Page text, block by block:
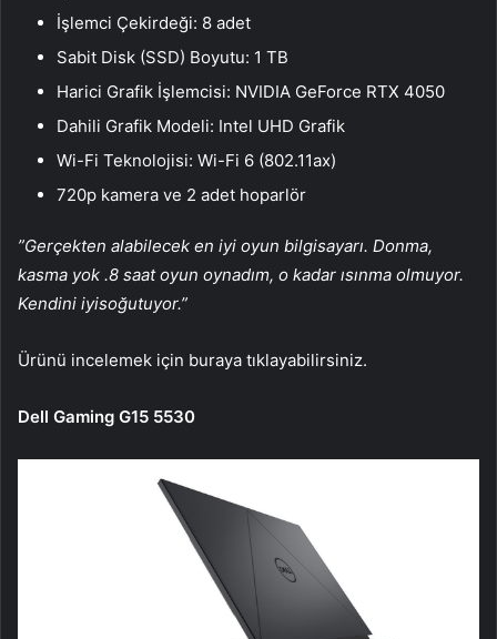
İşlemci Çekirdeği: 8 adet
Sabit Disk (SSD) Boyutu: 1 TB
Harici Grafik İşlemcisi: NVIDIA GeForce RTX 4050
Dahili Grafik Modeli: Intel UHD Grafik
Wi-Fi Teknolojisi: Wi-Fi 6 (802.11ax)
720p kamera ve 2 adet hoparlör
”Gerçekten alabilecek en iyi oyun bilgisayarı. Donma,
kasma yok .8 saat oyun oynadım, o kadar ısınma olmuyor.
Kendini iyisoğutuyor.”
Ürünü incelemek için buraya tıklayabilirsiniz.
Dell Gaming G15 5530